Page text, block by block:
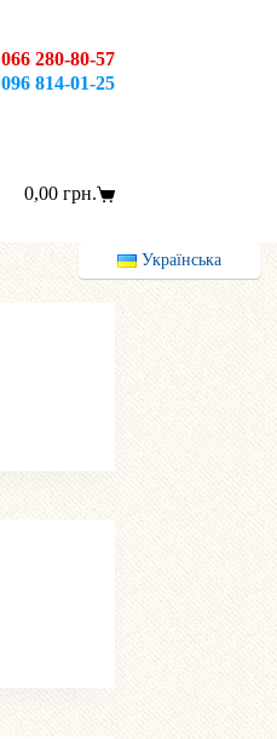
066 280-80-57
096 814-01-25
Корзина
0,00 грн.
Українська